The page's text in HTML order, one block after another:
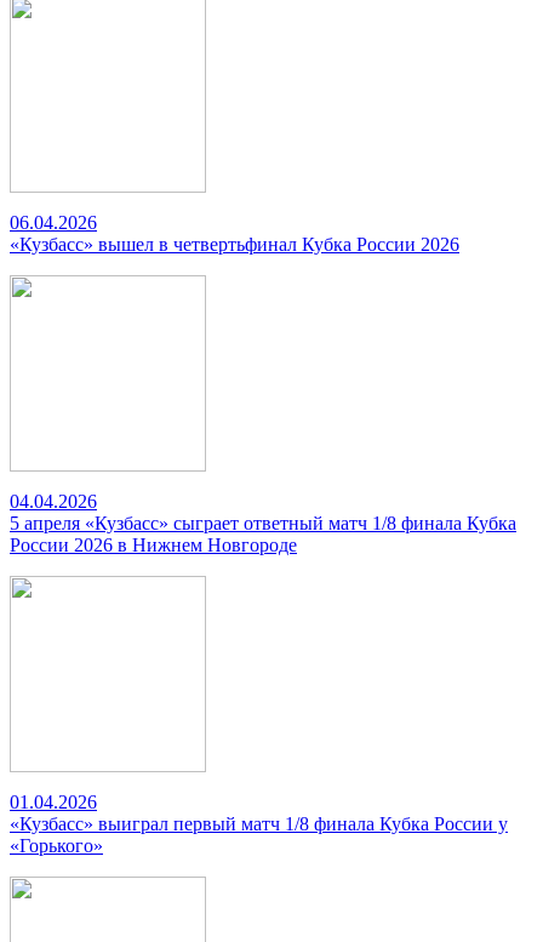
06.04.2026
«Кузбасс» вышел в четвертьфинал Кубка России 2026
04.04.2026
5 апреля «Кузбасс» сыграет ответный матч 1/8 финала Кубка
России 2026 в Нижнем Новгороде
01.04.2026
«Кузбасс» выиграл первый матч 1/8 финала Кубка России у
«Горького»